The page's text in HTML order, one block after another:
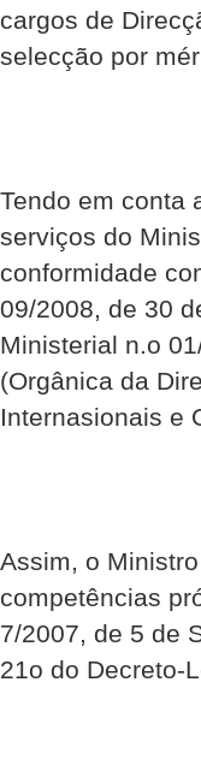
cargos de
selecção por
Tendo em conta
serviços do
conformidade
09/2008, de 30
Ministerial n.o
(Orgânica da
Internasionais e
Assim, o
competências
7/2007, de 5 de
21o do Decreto-